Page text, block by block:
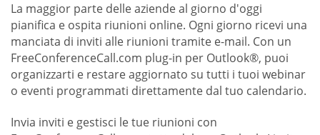
La maggior parte delle aziende al giorno d'oggi
pianifica e ospita riunioni online. Ogni giorno ricevi una
manciata di inviti alle riunioni tramite e-mail. Con un
FreeConferenceCall.com plug-in per Outlook®, puoi
organizzarti e restare aggiornato su tutti i tuoi webinar
o eventi programmati direttamente dal tuo calendario.
Invia inviti e gestisci le tue riunioni con